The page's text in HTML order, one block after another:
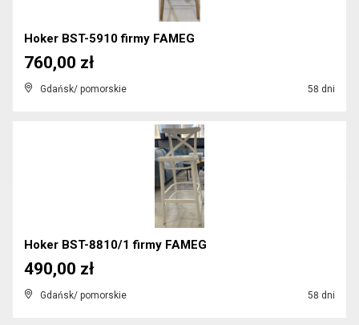
Hoker BST-5910 firmy FAMEG
Gdańsk/ pomorskie 58 dni
760,00 zł
Hoker BST-8810/1 firmy FAMEG
Gdańsk/ pomorskie 58 dni
490,00 zł